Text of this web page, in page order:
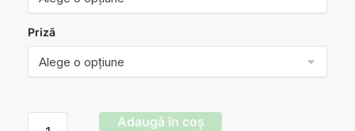
Priză
Adaugă în coș